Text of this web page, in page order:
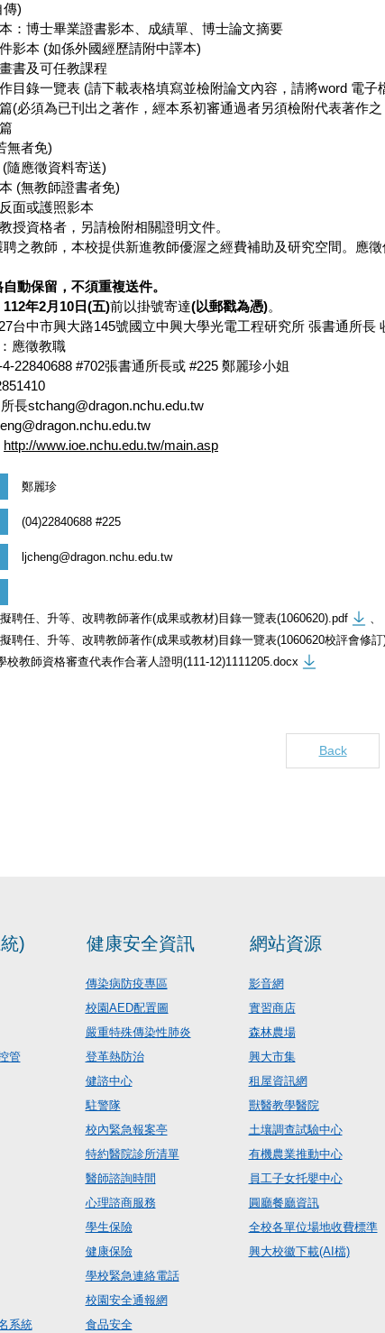
傳)
：博士畢業證書影本、成績單、博士論文摘要
影本 (如係外國經歷請附中譯本)
書及可任教課程
目錄一覽表 (請下載表格填寫並檢附論文內容，請將word 電子
(必須為已刊出之著作，經本系初審通過者另須檢附代表著作
無者免)
隨應徵資料寄送)
(無教師證書者免)
面或護照影本
授資格者，另請檢附相關證明文件。
之教師，本校提供新進教師優渥之經費補助及研究空間。應
動保留，不須重複送件。
112年2月 10 日(五)前以掛號寄達(以郵戳為憑)。
台中市興大路145號國立中興大學光電工程研究所 張書通所長
應徵教職
22840688 #702張書通所長或 #225 鄭麗珍小姐
長stchang@dragon.nchu.edu.tw
http://www.ioe.nchu.edu.tw/main.asp
鄭麗珍
(04)22840688 #225
ljcheng@dragon.nchu.edu.tw
聘任、升等、改聘教師著作(成果或教材)目錄一覽表(1060620).pdf
、
聘任、升等、改聘教師著作(成果或教材)目錄一覽表(1060620校評會修
校教師資格審查代表作合著人證明(111-12)1111205.docx
Back
)
管
系統
健康安全資訊
傳染病防疫專區
校園AED配置圖
嚴重特殊傳染性肺炎
登革熱防治
健諮中心
駐警隊
校內緊急報案亭
特約醫院診所清單
醫師諮詢時間
心理諮商服務
學生保險
健康保險
學校緊急連絡電話
校園安全通報網
食品安全
網站資源
影音網
實習商店
森林農場
興大市集
租屋資訊網
獸醫教學醫院
土壤調查試驗中心
有機農業推動中心
員工子女托嬰中心
圓廳餐廳資訊
全校各單位場地收費標準
興大校徽下載(AI檔)